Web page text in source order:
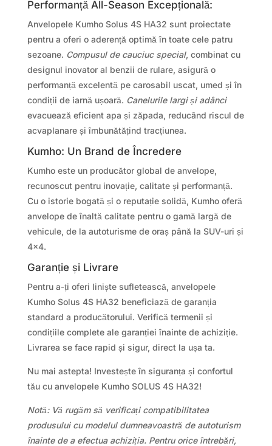
Performanță All-Season Excepțională:
Anvelopele Kumho Solus 4S HA32 sunt proiectate
pentru a oferi o aderență optimă în toate cele patru
sezoane. Compusul de cauciuc special, combinat cu
designul inovator al benzii de rulare, asigură o
performanță excelentă pe carosabil uscat, umed și în
condiții de iarnă ușoară. Canelurile largi și adânci
evacuează eficient apa și zăpada, reducând riscul de
acvaplanare și îmbunătățind tracțiunea.
Kumho: Un Brand de Încredere
Kumho este un producător global de anvelope,
recunoscut pentru inovație, calitate și performanță.
Cu o istorie bogată și o reputație solidă, Kumho oferă
anvelope de înaltă calitate pentru o gamă largă de
vehicule, de la autoturisme de oraș până la SUV-uri și
4×4.
Garanție și Livrare
Pentru a-ți oferi liniște sufletească, anvelopele
Kumho Solus 4S HA32 beneficiază de garanția
standard a producătorului. Verifică termenii și
condițiile complete ale garanției înainte de achiziție.
Livrarea se face rapid și sigur, direct la ușa ta.
Nu mai astepta! Investește în siguranța și confortul
tău cu anvelopele Kumho SOLUS 4S HA32!
Notă: Vă rugăm să verificați compatibilitatea
produsului cu modelul dumneavoastră de autoturism
înainte de a efectua achiziția. Pentru orice întrebări,